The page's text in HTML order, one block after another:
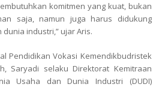
komitmen yang kuat, bukan
saja, namun juga harus didukung
industri,” ujar Aris.
Pendidikan Vokasi Kemendikbudristek
Saryadi selaku Direktorat Kemitraan
Usaha dan Dunia Industri (DUDI)